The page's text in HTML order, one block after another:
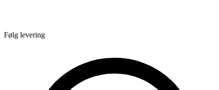
Følg levering